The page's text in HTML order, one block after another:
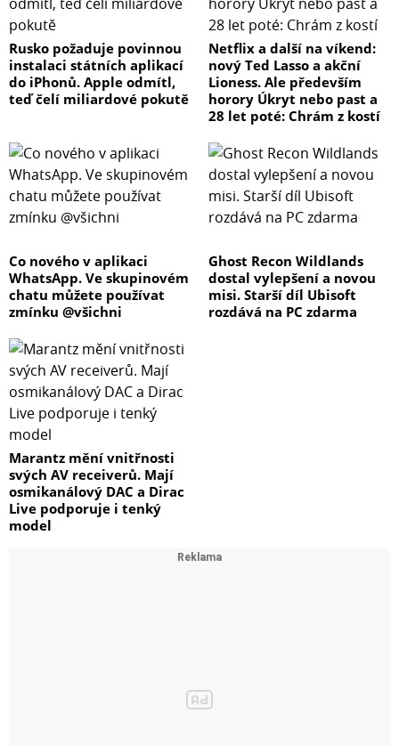
Rusko požaduje povinnou
instalaci státních aplikací
do iPhonů. Apple odmítl,
teď čelí miliardové pokutě
Netflix a další na víkend:
nový Ted Lasso a akční
Lioness. Ale především
horory Úkryt nebo past a
28 let poté: Chrám z kostí
Co nového v aplikaci
WhatsApp. Ve skupinovém
chatu můžete používat
zmínku @všichni
Ghost Recon Wildlands
dostal vylepšení a novou
misi. Starší díl Ubisoft
rozdává na PC zdarma
Marantz mění vnitřnosti
svých AV receiverů. Mají
osmikanálový DAC a Dirac
Live podporuje i tenký
model